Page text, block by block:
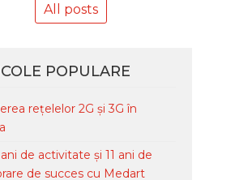
All posts
POPULARE
rețelelor 2G și 3G în
de activitate și 11 ani de
de succes cu Medart